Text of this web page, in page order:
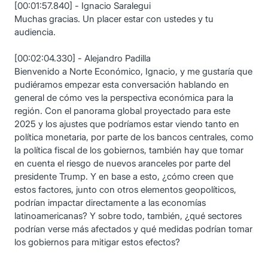
[00:01:57.840] - Ignacio Saralegui
Muchas gracias. Un placer estar con ustedes y tu
audiencia.
[00:02:04.330] - Alejandro Padilla
Bienvenido a Norte Económico, Ignacio, y me gustaría que
pudiéramos empezar esta conversación hablando en
general de cómo ves la perspectiva económica para la
región. Con el panorama global proyectado para este
2025 y los ajustes que podríamos estar viendo tanto en
política monetaria, por parte de los bancos centrales, como
la política fiscal de los gobiernos, también hay que tomar
en cuenta el riesgo de nuevos aranceles por parte del
presidente Trump. Y en base a esto, ¿cómo creen que
estos factores, junto con otros elementos geopolíticos,
podrían impactar directamente a las economías
latinoamericanas? Y sobre todo, también, ¿qué sectores
podrían verse más afectados y qué medidas podrían tomar
los gobiernos para mitigar estos efectos?